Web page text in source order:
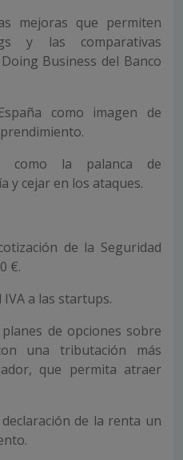
mejoras que permiten
y las comparativas
Business del Banco
como imagen de
como la palanca de
y cejar en los ataques.
de la Seguridad
€.
a las startups.
de opciones sobre
una tributación más
que permita atraer
de la renta un